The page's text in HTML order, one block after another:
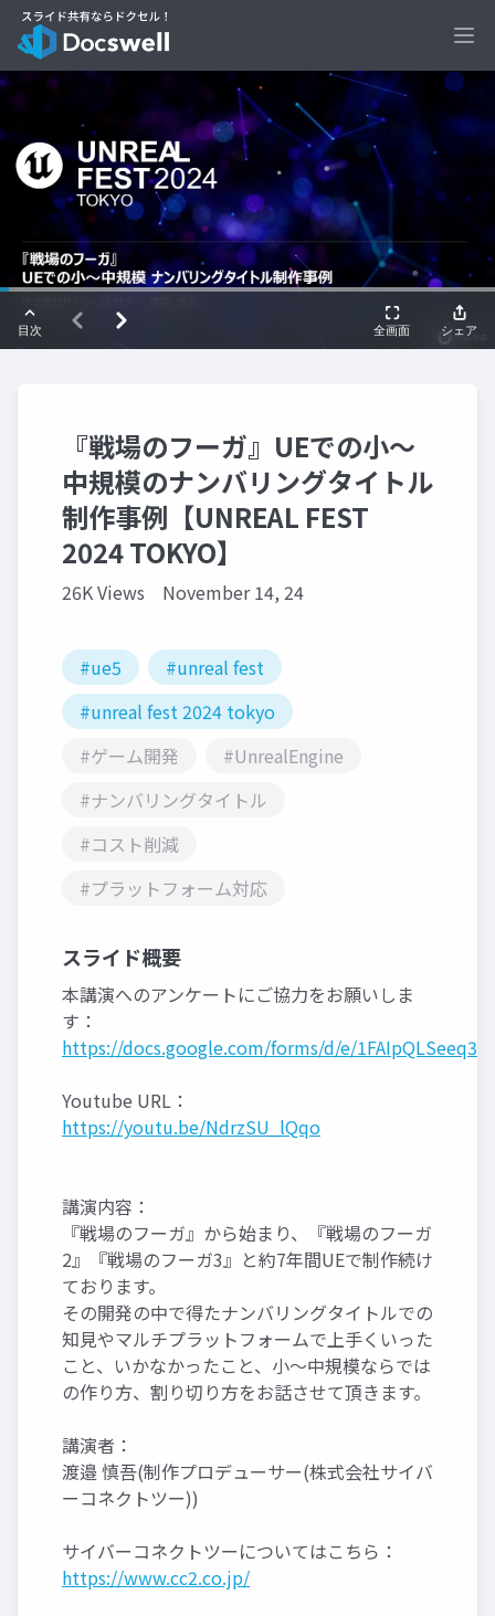
『戦場のフーガ』UEでの小～
中規模のナンバリングタイトル
制作事例【UNREAL FEST
2024 TOKYO】
26K Views November 14, 24
#ue5
#unreal fest
#unreal fest 2024 tokyo
#ゲーム開発
#UnrealEngine
#ナンバリングタイトル
#コスト削減
#プラットフォーム対応
スライド概要
本講演へのアンケートにご協力をお願いしま
す：
https://docs.google.com/forms/d/e/
Youtube URL：
https://youtu.be/NdrzSU_lQqo
講演内容：
『戦場のフーガ』から始まり、『戦場のフーガ
2』『戦場のフーガ3』と約7年間UEで制作続け
ております。
その開発の中で得たナンバリングタイトルでの
知見やマルチプラットフォームで上手くいった
こと、いかなかったこと、小～中規模ならでは
の作り方、割り切り方をお話させて頂きます。
講演者：
渡邉 慎吾(制作プロデューサー(株式会社サイバ
ーコネクトツー))
サイバーコネクトツーについてはこちら：
https://www.cc2.co.jp/